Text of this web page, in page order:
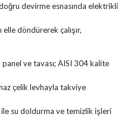
devirme esnasında elektrikli
döndürerek çalışır,
panel ve tavası; AISI 304 kalite
çelik levhayla takviye
su doldurma ve temizlik işleri